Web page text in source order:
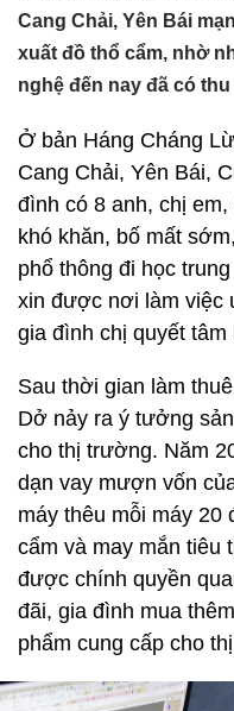
Cang Chải, Yên Bái
xuất đồ thổ cẩm, nhờ
nghệ đến nay đã có
Ở bản Háng Cháng
Cang Chải, Yên Bái,
đình có 8 anh, chị
khó khăn, bố mất
phổ thông đi học
xin được nơi làm việc
gia đình chị quyết tâm
Sau thời gian làm
Dở nảy ra ý tưởng
cho thị trường. Năm
dạn vay mượn vốn
máy thêu mỗi máy 20
cẩm và may mắn tiêu
được chính quyền
đãi, gia đình mua
phẩm cung cấp cho